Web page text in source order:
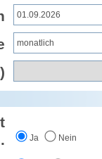
Ja Nein